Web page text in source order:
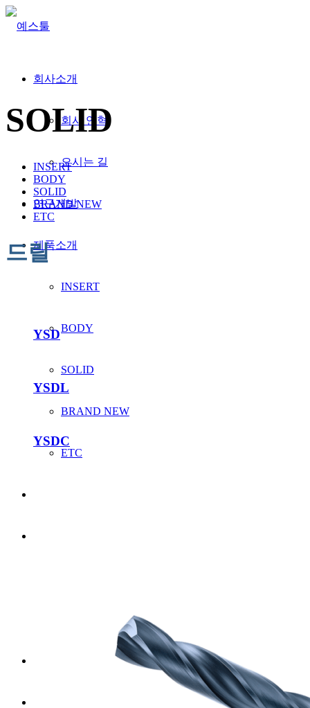
회사소개
회사 연혁
오시는 길
연구개발
제품소개
INSERT
BODY
SOLID
BRAND NEW
ETC
SOLID
INSERT
BODY
SOLID
BRAND NEW
ETC
드릴
YSD
YSDL
YSDC